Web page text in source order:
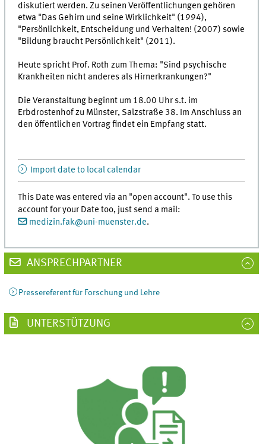
diskutiert werden. Zu seinen Veröffentlichungen gehören
etwa "Das Gehirn und seine Wirklichkeit" (1994),
"Persönlichkeit, Entscheidung und Verhalten! (2007) sowie
"Bildung braucht Persönlichkeit" (2011).
Heute spricht Prof. Roth zum Thema: "Sind psychische
Krankheiten nicht anderes als Hirnerkrankungen?"
Die Veranstaltung beginnt um 18.00 Uhr s.t. im
Erbdrostenhof zu Münster, Salzstraße 38. Im Anschluss an
den öffentlichen Vortrag findet ein Empfang statt.
Import date to local calendar
This Date was entered via an "open account". To use this
account for your Date too, just send a mail:
medizin.fak@uni-muenster.de.
ANSPRECHPARTNER
Pressereferent für Forschung und Lehre
UNTERSTÜTZUNG